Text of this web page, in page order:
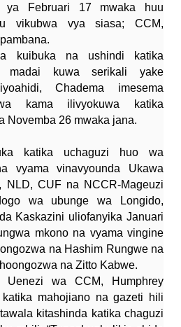
ya Februari 17 mwaka huu
vikubwa vya siasa; CCM,
kuibuka na ushindi katika
madai kuwa serikali yake
Chadema imesema
kama ilivyokuwa katika
Novemba 26 mwaka jana.
katika uchaguzi huo wa
vyama vinavyounda Ukawa
NLD, CUF na NCCR-Mageuzi
wa ubunge wa Longido,
Kaskazini uliofanyika Januari
mkono na vyama vingine
na Hashim Rungwe na
na Zitto Kabwe.
wa CCM, Humphrey
mahojiano na gazeti hili
kitashinda katika chaguzi